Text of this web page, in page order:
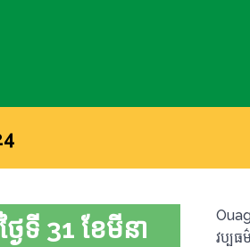
ៃទី 31 ខែមីនា
វប្ប